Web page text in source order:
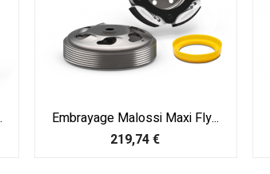
Embrayage Malossi Maxi Fly...
Prix
219,74 €